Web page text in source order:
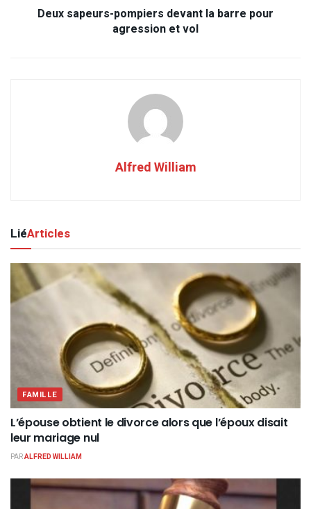
Deux sapeurs-pompiers devant la barre pour
agression et vol
Alfred William
LiéArticles
FAMILLE
L’épouse obtient le divorce alors que l’époux disait
leur mariage nul
PARALFRED WILLIAM